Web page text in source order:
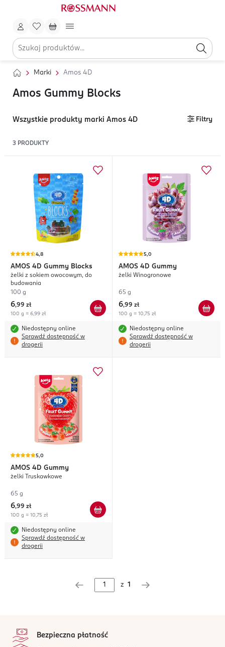
Marki Amos 4D
Amos Gummy Blocks
Wszystkie produkty marki Amos 4D Filtry
3 PRODUKTY
4,8
AMOS 4D Gummy Blocks
żelki z sokiem owocowym, do
budowania
100 g
6,99 zł
100 g = 6,99 zł
Niedostępny online
Sprawdź dostępność w
drogerii
5,0
AMOS 4D Gummy
żelki Winogronowe
65 g
6,99 zł
100 g = 10,75 zł
Niedostępny online
Sprawdź dostępność w
drogerii
5,0
AMOS 4D Gummy
żelki Truskawkowe
65 g
6,99 zł
100 g = 10,75 zł
Niedostępny online
Sprawdź dostępność w
drogerii
z 1
Bezpieczna płatność